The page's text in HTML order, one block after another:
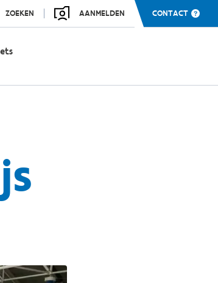
ZOEKEN AANMELDEN CONTACT